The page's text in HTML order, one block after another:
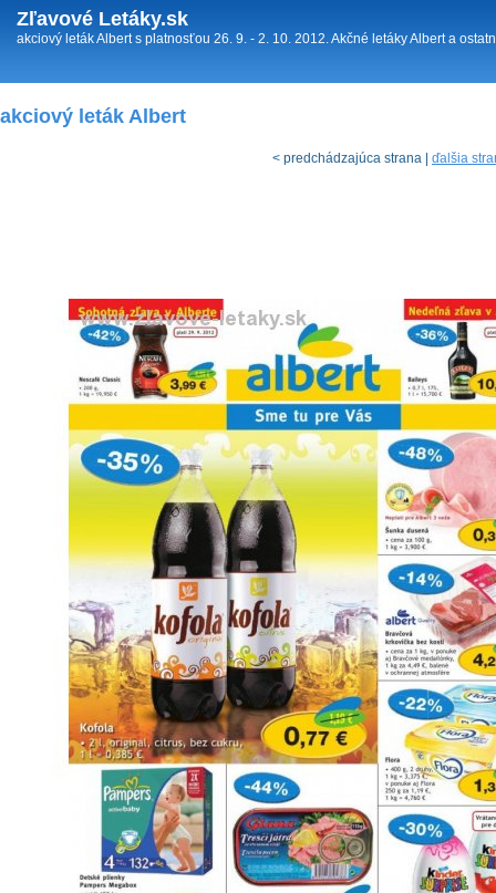
Zľavové Letáky.sk
akciový leták Albert s platnosťou 26. 9. - 2. 10. 2012. Akčné letáky Albert a
akciový leták Albert
< predchádzajúca strana | ďalšia